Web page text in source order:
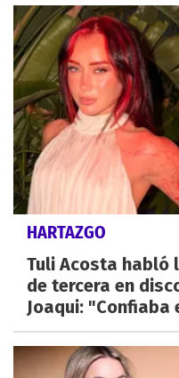
HARTAZGO
Tuli Acosta habló
de tercera en
Joaqui: "Confiaba